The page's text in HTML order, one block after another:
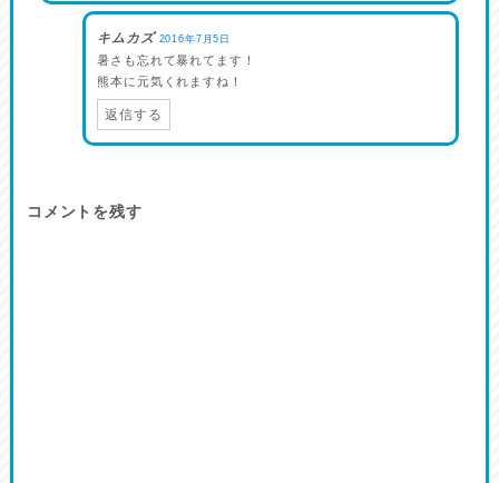
キムカズ 2016年7月5日
暑さも忘れて暴れてます！
熊本に元気くれますね！
返信する
コメントを残す